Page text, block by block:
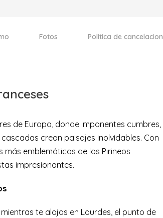
Fotos Politica de cancelacion
de Europa, donde imponentes cumbres,
crean paisajes inolvidables. Con
más emblemáticos de los Pirineos
impresionantes.
te alojas en Lourdes, el punto de